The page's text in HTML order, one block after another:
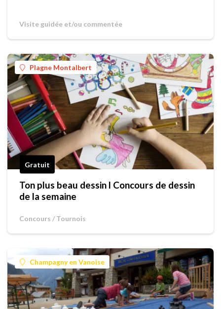
Visite guidée et/ou commentée
Plagne Montalbert
Gratuit
Ton plus beau dessin l Concours de dessin
de la semaine
Concours / Tournois
Champagny en Vanoise